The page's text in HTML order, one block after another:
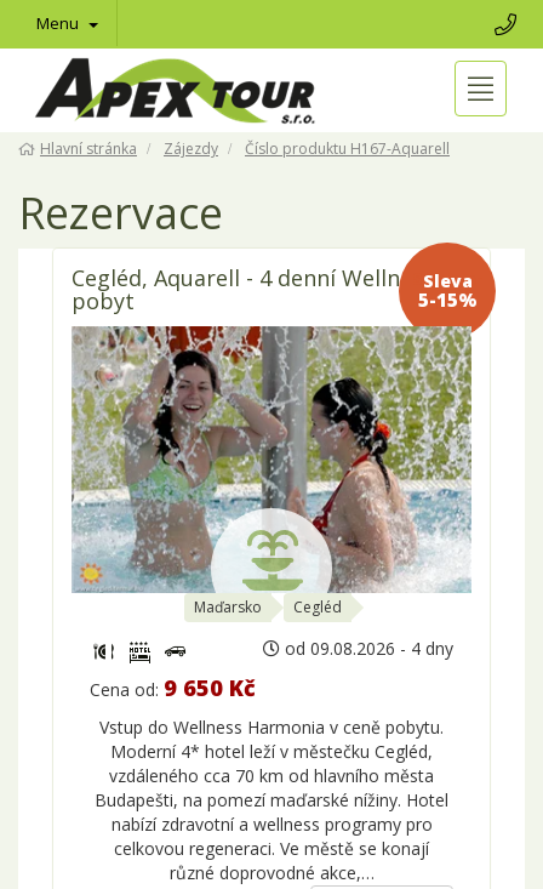
Menu
Hlavní stránka Zájezdy Číslo produktu H167-Aquarell
Rezervace
Sleva 5-
15%
Cegléd, Aquarell - 4 denní Wellness
pobyt
Maďarsko Cegléd
od 09.08.2026 - 4 dny
Cena od: 9 650 Kč
Vstup do Wellness Harmonia v ceně pobytu.
Moderní 4* hotel leží v městečku Cegléd,
vzdáleného cca 70 km od hlavního města
Budapešti, na pomezí maďarské nížiny. Hotel
nabízí zdravotní a wellness programy pro
celkovou regeneraci. Ve městě se konají
různé doprovodné akce,…